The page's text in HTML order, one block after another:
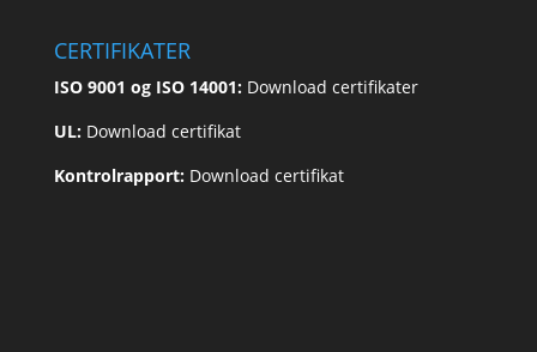
CERTIFIKATER
ISO 9001 og ISO 14001: Download certifikater
UL: Download certifikat
Kontrolrapport: Download certifikat